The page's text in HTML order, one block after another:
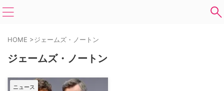
HOME >ジェームズ・ノートン
ジェームズ・ノートン
ニュース